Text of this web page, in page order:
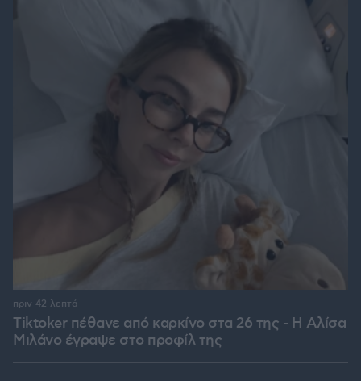
Tiktoker πέθανε από καρκίνο στα 26 της - Η Αλίσα
Μιλάνο έγραψε στο προφίλ της
πριν 42 λεπτά